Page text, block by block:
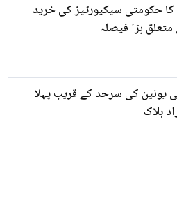
حکومتی سیکیورٹیز کی خرید
بڑا فیصلہ
یونین کی سرحد کے قریب پہلا